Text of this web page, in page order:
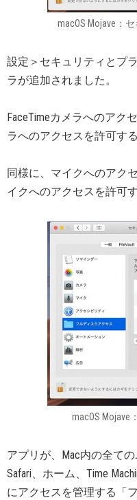
macOS Mojave：
設定＞セキュリティとプ
ラが追加されました。
FaceTimeカメラへのアク
ラへのアクセスを許可す
同様に、マイクへのアク
イクへのアクセスを許可
macOS
アプリが、Mac内の全て
Safari、ホーム、Time
にアクセスを管理する「